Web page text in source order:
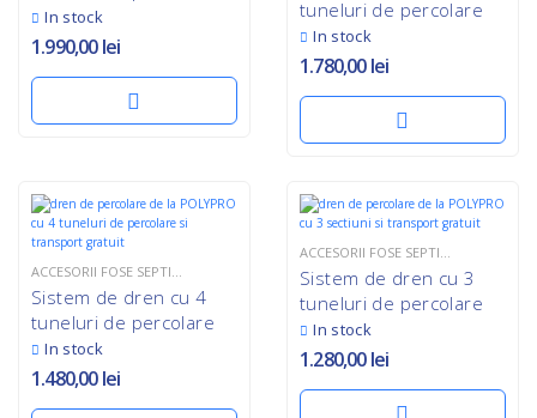
In stock
1.990,00lei
tuneluri de percolare
In stock
1.780,00lei
ACCESORII FOSE SEPTICE
Sistem de dren cu 4
tuneluri de percolare
In stock
1.480,00lei
ACCESORII FOSE SEPTICE
Sistem de dren cu 3
tuneluri de percolare
In stock
1.280,00lei